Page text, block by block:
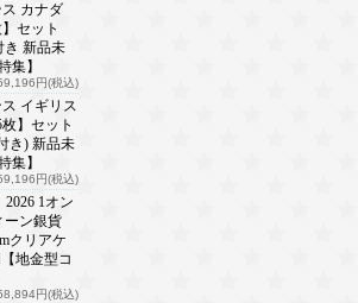
ス カナダ
セット
き 新品未
集】
円(税込)
イギリス
】セット
き) 新品未
集】
円(税込)
2026 1オン
ーン銀貨
クリアケ
地金型コ
円(税込)